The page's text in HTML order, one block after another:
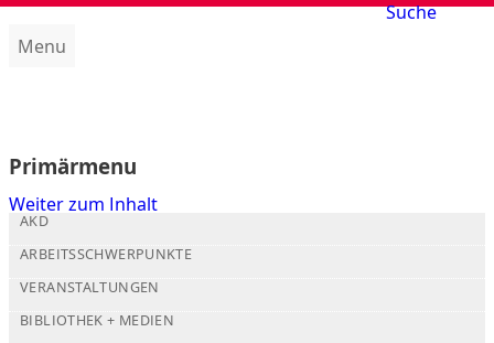
Menu
Primärmenu
Weiter zum Inhalt
AKD
ARBEITSSCHWERPUNKTE
VERANSTALTUNGEN
BIBLIOTHEK + MEDIEN
Suche